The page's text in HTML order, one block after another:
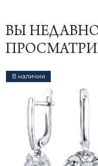
ВЫ
В наличии